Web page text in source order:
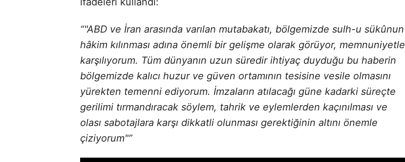
“"ABD ve İran arasında varılan mutabakatı, bölgemizde sulh-u sükûnun
hâkim kılınması adına önemli bir gelişme olarak görüyor, memnuniyetle
karşılıyorum. Tüm dünyanın uzun süredir ihtiyaç duyduğu bu haberin
bölgemizde kalıcı huzur ve güven ortamının tesisine vesile olmasını
yürekten temenni ediyorum. İmzaların atılacağı güne kadarki süreçte
gerilimi tırmandıracak söylem, tahrik ve eylemlerden kaçınılması ve
olası sabotajlara karşı dikkatli olunması gerektiğinin altını önemle
çiziyorum"”